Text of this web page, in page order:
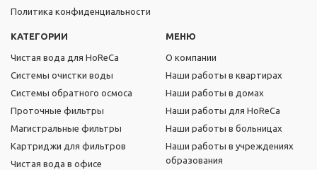
Политика конфиденциальности
КАТЕГОРИИ
Чистая вода для HoReCa
Системы очистки воды
Системы обратного осмоса
Проточные фильтры
Магистральные фильтры
Картриджи для фильтров
Чистая вода в офисе
МЕНЮ
О компании
Наши работы в квартирах
Наши работы в домах
Наши работы для HoReCa
Наши работы в больницах
Наши работы в учреждениях
образования